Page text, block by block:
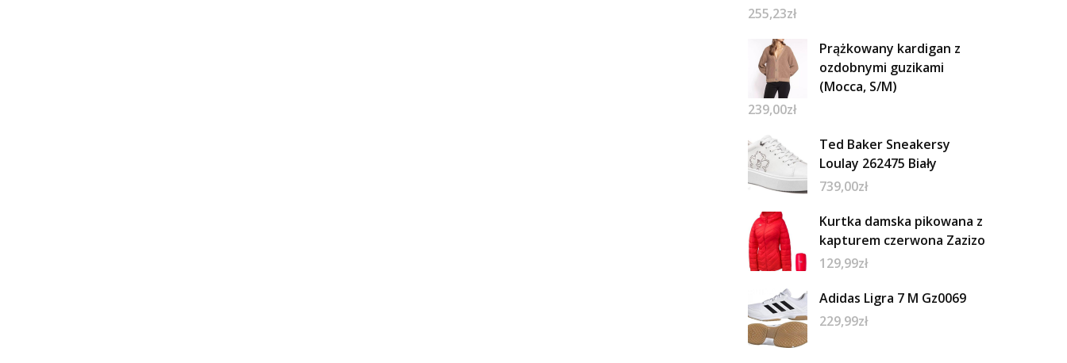
255,23zł
Prążkowany kardigan z
ozdobnymi guzikami
(Mocca, S/M)
239,00zł
Ted Baker Sneakersy
Loulay 262475 Biały
739,00zł
Kurtka damska pikowana z
kapturem czerwona Zazizo
129,99zł
Adidas Ligra 7 M Gz0069
229,99zł